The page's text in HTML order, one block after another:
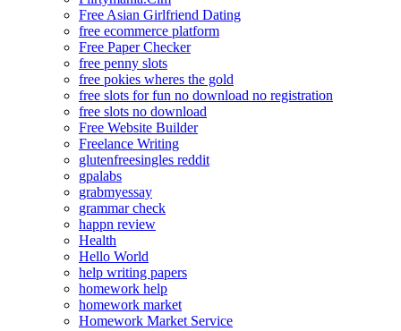
Free Asian Girlfriend Dating
free ecommerce platform
Free Paper Checker
free penny slots
free pokies wheres the gold
free slots for fun no download no registration
free slots no download
Free Website Builder
Freelance Writing
glutenfreesingles reddit
gpalabs
grabmyessay
grammar check
happn review
Health
Hello World
help writing papers
homework help
homework market
Homework Market Service